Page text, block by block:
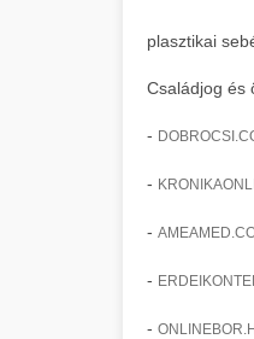
plasztikai
Családjog és
-
-
-
-
-